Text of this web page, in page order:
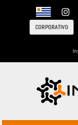
CORPORATIVO